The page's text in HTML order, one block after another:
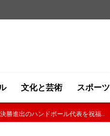
文化と芸術 スポーツ
勝進出のハンドボール代表を祝福..